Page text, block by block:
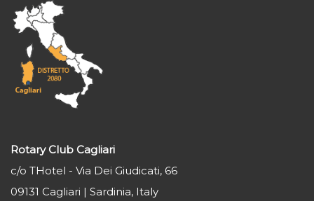
Rotary Club Cagliari
c/o THotel - Via Dei Giudicati, 66
09131 Cagliari | Sardinia, Italy